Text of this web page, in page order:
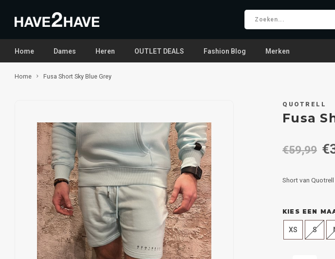
Home Dames Heren OUTLET DEALS Fashion Blog Merken
Home Fusa Short Sky Blue Grey
QUOTRELL
Fusa
€59,99
Short van
KIES EEN
XS S